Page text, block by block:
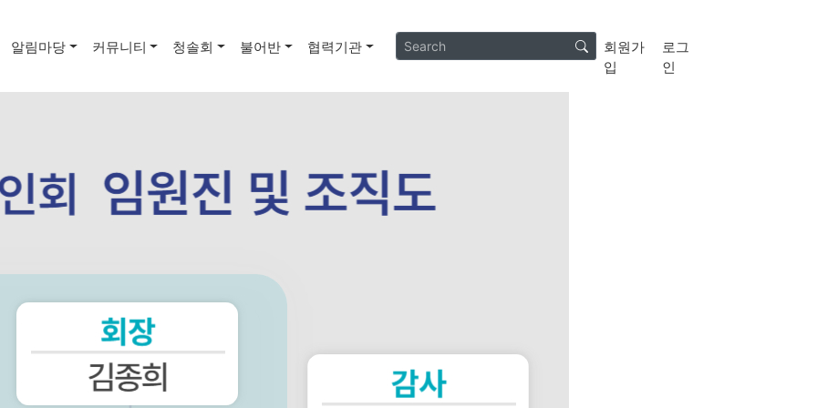
알림마당 커뮤니티 청솔회 불어반 협력기관
회원가
입
로그
인